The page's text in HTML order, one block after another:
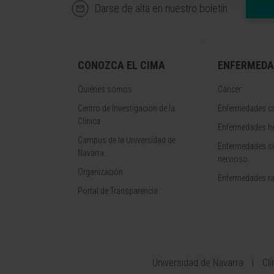
Darse de alta en nuestro boletín
CONOZCA EL CIMA
Quiénes somos
Centro de Investigacion de la
Clínica
Campus de la Universidad de
Navarra
Organización
Portal de Transparencia
Cáncer
Enfermedades
Enfermedades
Enfermedades
nervioso
Enfermedades
Universidad de Navarra